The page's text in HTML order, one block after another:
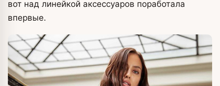
вот над линейкой аксессуаров поработала
впервые.